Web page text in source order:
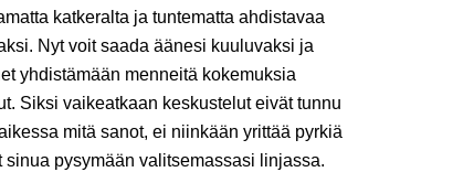
katkeralta ja tuntematta ahdistavaa
Nyt voit saada äänesi kuuluvaksi ja
yhdistämään menneitä kokemuksia
Siksi vaikeatkaan keskustelut eivät tunnu
mitä sanot, ei niinkään yrittää pyrkiä
pysymään valitsemassasi linjassa.